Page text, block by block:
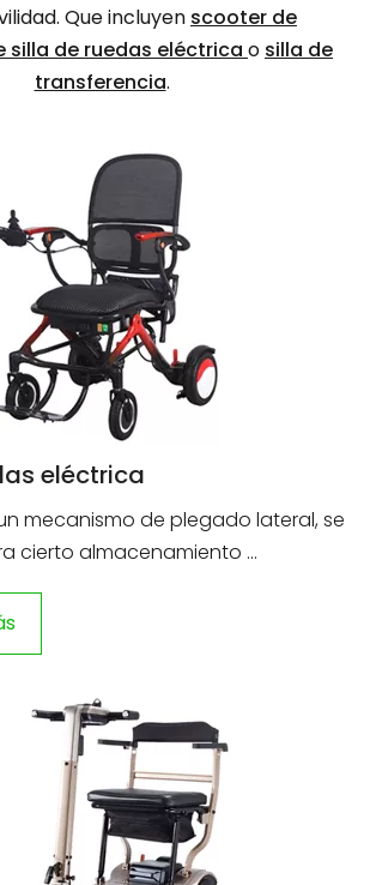
Que incluyen scooter de
silla de ruedas eléctrica o silla de
transferencia.
eléctrica
mecanismo de plegado lateral, se
cierto almacenamiento ...